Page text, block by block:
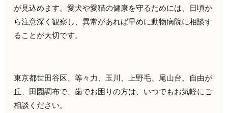
が見込めます。愛犬や愛猫の健康を守るためには、日頃か
ら注意深く観察し、異常があれば早めに動物病院に相談す
ることが大切です。
東京都世田谷区、等々力、玉川、上野毛、尾山台、自由が
丘、田園調布で、歯でお困りの方は、いつでもお気軽にご
相談ください。